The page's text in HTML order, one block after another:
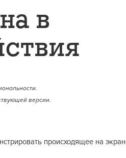
в
версии.
происходящее на